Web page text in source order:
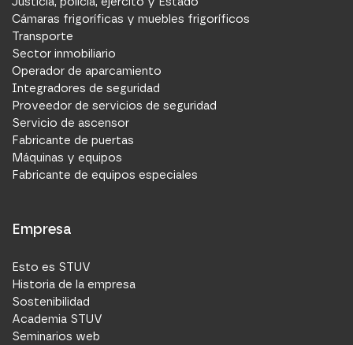
Cámaras frigoríficas y muebles frigoríficos
Transporte
Sector inmobiliario
Operador de aparcamiento
Integradores de seguridad
Proveedor de servicios de seguridad
Servicio de ascensor
Fabricante de puertas
Máquinas y equipos
Fabricante de equipos especiales
Empresa
Esto es STUV
Historia de la empresa
Sostenibilidad
Academia STUV
Seminarios web